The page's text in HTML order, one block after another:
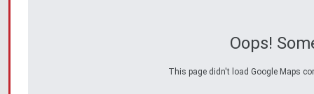
Oops!
This page didn't load Google Maps